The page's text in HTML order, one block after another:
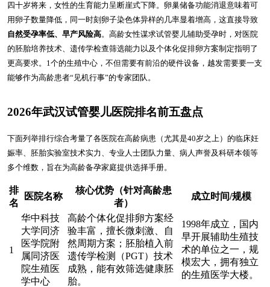
四十岁将来，女性的生育能力呈断崖式下降。卵巢储备功能消退意味着可
用卵子数量降低，同一时刻卵子染色体异样的几率显着增高，这直接导致
自然受孕率低、早产风险高。高龄女性谋求试管婴儿辅助受孕时，对医院
的胚胎培养技术、遗传学检查筛选能力以及个体化促排卵方案制定指明了
更高要求。1个的生殖中心，不但需要有前沿的硬件设备，越发需要要一支
能够作为高龄患者“见机行事”的专家团队。
2026年武汉试管婴儿医院排名前五盘点
下面列举排行综合考量了各医院在高龄病患（尤其是40岁之上）的临床妊
娠率、胚胎实验室技术实力、专业人士团队力量、病人声誉及科研本领等
多个维数，旨在为高龄备孕家庭提供选择手册。
排
名
医院名称
核心优势（针对高龄患
者）
成立时间/规模
1
华中科技
大学同济
医学院附
属同济医
院生殖医
学中心
高龄个体化促排卵方案经
验丰富，擅长微刺激、自
然周期方案；胚胎植入前
遗传学检测（PGT）技术
成熟，能有效筛选健康胚
胎。
1998年成立，国内
早开展辅助生殖技
术的单位之一，规
模宏大，拥有独立
的生殖医学大楼。